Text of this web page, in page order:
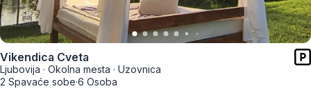
Vikendica Cveta
Ljubovija · Okolna mesta · Uzovnica
2 Spavaće sobe·6 Osoba